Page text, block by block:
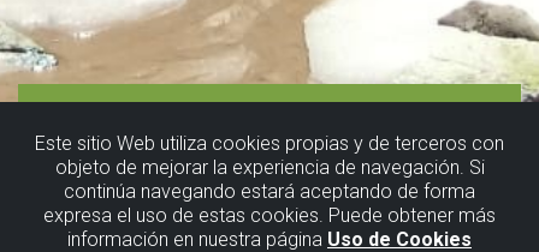
Este sitio Web utiliza cookies propias y de terceros con
objeto de mejorar la experiencia de navegación. Si
continúa navegando estará aceptando de forma
expresa el uso de estas cookies. Puede obtener más
información en nuestra página Uso de Cookies